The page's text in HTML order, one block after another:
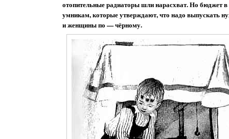
отопительные радиаторы шли нарасхват. Но бюджет
умникам, которые утверждают, что надо выпускать
и женщины по — чёрному.